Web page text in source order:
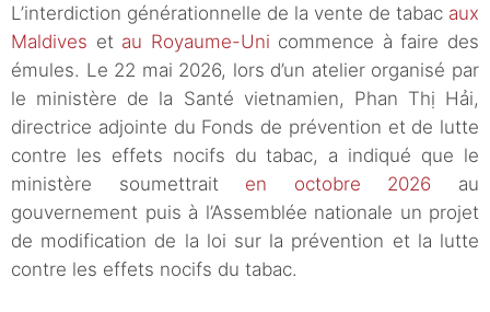
L’interdiction générationnelle de la vente de tabac aux
Maldives et au Royaume-Uni commence à faire des
émules. Le 22 mai 2026, lors d’un atelier organisé par
le ministère de la Santé vietnamien, Phan Thị Hải,
directrice adjointe du Fonds de prévention et de lutte
contre les effets nocifs du tabac, a indiqué que le
ministère soumettrait en octobre 2026 au
gouvernement puis à l’Assemblée nationale un projet
de modification de la loi sur la prévention et la lutte
contre les effets nocifs du tabac.